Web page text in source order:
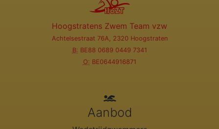
Hoogstratens Zwem Team vzw
Achtelsestraat 76A, 2320 Hoogstraten
B: BE88 0689 0449 7341
O: BE0644916871
Aanbod